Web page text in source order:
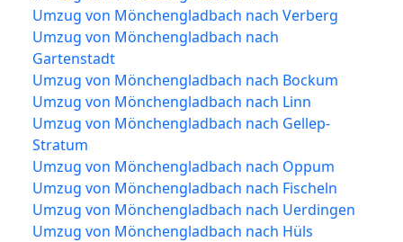
Umzug von Mönchengladbach nach Verberg
Umzug von Mönchengladbach nach
Gartenstadt
Umzug von Mönchengladbach nach Bockum
Umzug von Mönchengladbach nach Linn
Umzug von Mönchengladbach nach Gellep-
Stratum
Umzug von Mönchengladbach nach Oppum
Umzug von Mönchengladbach nach Fischeln
Umzug von Mönchengladbach nach Uerdingen
Umzug von Mönchengladbach nach Hüls